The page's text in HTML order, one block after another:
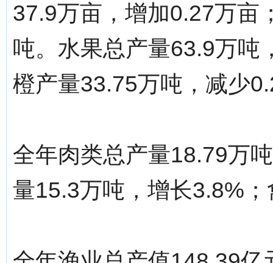
37.9万亩，增加0.27万亩
吨。水果总产量63.9万吨
橙产量33.75万吨，减少
全年肉类总产量18.79万
量15.3万吨，增长3.8%